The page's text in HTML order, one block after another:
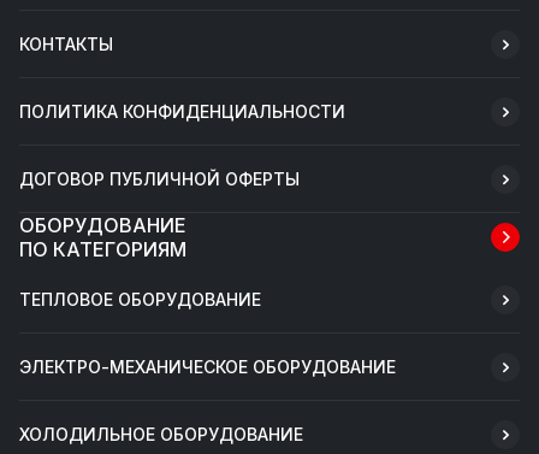
КОНТАКТЫ
ПОЛИТИКА КОНФИДЕНЦИАЛЬНОСТИ
ДОГОВОР ПУБЛИЧНОЙ ОФЕРТЫ
ОБОРУДОВАНИЕ
ПО КАТЕГОРИЯМ
ТЕПЛОВОЕ ОБОРУДОВАНИЕ
ЭЛЕКТРО-МЕХАНИЧЕСКОЕ ОБОРУДОВАНИЕ
ХОЛОДИЛЬНОЕ ОБОРУДОВАНИЕ